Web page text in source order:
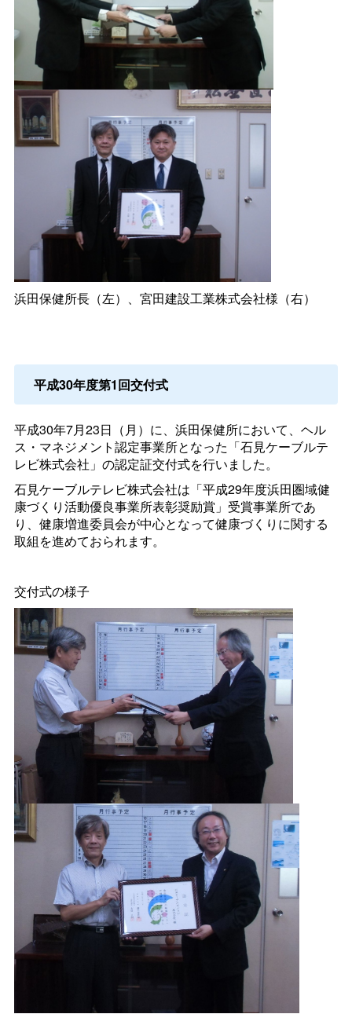
浜田保健所長（左）、宮田建設工業株式会社様（右）
平成30年度第1回交付式
平成30年7月23日（月）に、浜田保健所において、ヘル
ス・マネジメント認定事業所となった「石見ケーブルテ
レビ株式会社」の認定証交付式を行いました。
石見ケーブルテレビ株式会社は「平成29年度浜田圏域健
康づくり活動優良事業所表彰奨励賞」受賞事業所であ
り、健康増進委員会が中心となって健康づくりに関する
取組を進めておられます。
交付式の様子